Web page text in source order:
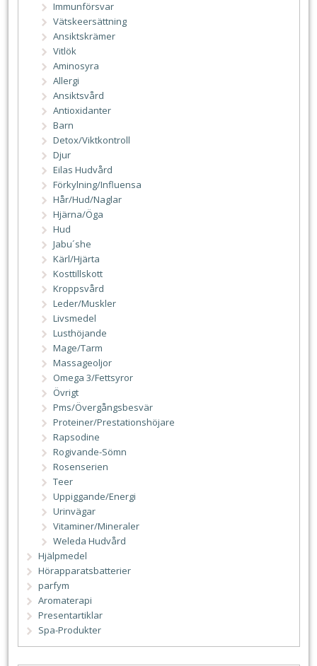
Immunförsvar
Vätskeersättning
Ansiktskrämer
Vitlök
Aminosyra
Allergi
Ansiktsvård
Antioxidanter
Barn
Detox/Viktkontroll
Djur
Eilas Hudvård
Förkylning/Influensa
Hår/Hud/Naglar
Hjärna/Öga
Hud
Jabu´she
Kärl/Hjärta
Kosttillskott
Kroppsvård
Leder/Muskler
Livsmedel
Lusthöjande
Mage/Tarm
Massageoljor
Omega 3/Fettsyror
Övrigt
Pms/Övergångsbesvär
Proteiner/Prestationshöjare
Rapsodine
Rogivande-Sömn
Rosenserien
Teer
Uppiggande/Energi
Urinvägar
Vitaminer/Mineraler
Weleda Hudvård
Hjälpmedel
Hörapparatsbatterier
parfym
Aromaterapi
Presentartiklar
Spa-Produkter